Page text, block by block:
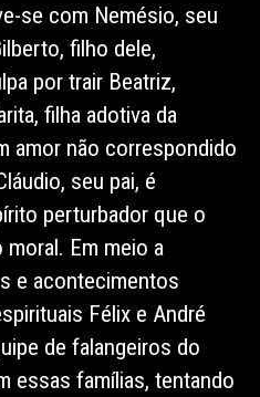
se com Nemésio, seu
filho dele,
por trair Beatriz,
filha adotiva da
amor não correspondido
seu pai, é
perturbador que o
Em meio a
e acontecimentos
Félix e André
de falangeiros do
essas famílias, tentando